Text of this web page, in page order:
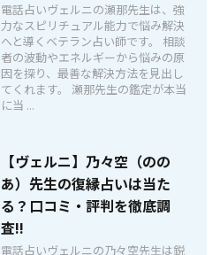
電話占いヴェルニの瀬那先生は、強
力なスピリチュアル能力で悩み解決
へと導くベテラン占い師です。 相談
者の波動やエネルギーから悩みの原
因を探り、最善な解決方法を見出し
てくれます。 瀬那先生の鑑定が本当
に当 ...
【ヴェルニ】乃々空（のの
あ）先生の復縁占いは当た
る？口コミ・評判を徹底調
査!!
電話占いヴェルニの乃々空先生は鋭